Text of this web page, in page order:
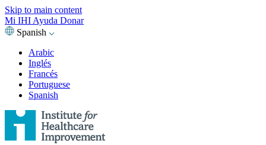
Skip to main content
Mi IHI Ayuda Donar
Spanish
Arabic
Inglés
Francés
Portuguese
Spanish